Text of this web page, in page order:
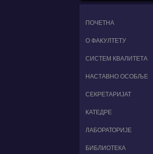
ПОЧЕТНА
О ФАКУЛТЕТУ
СИСТЕМ КВАЛИТЕТА
НАСТАВНО ОСОБЉЕ
СЕКРЕТАРИЈАТ
КАТЕДРЕ
ЛАБОРАТОРИЈЕ
БИБЛИОТЕКА